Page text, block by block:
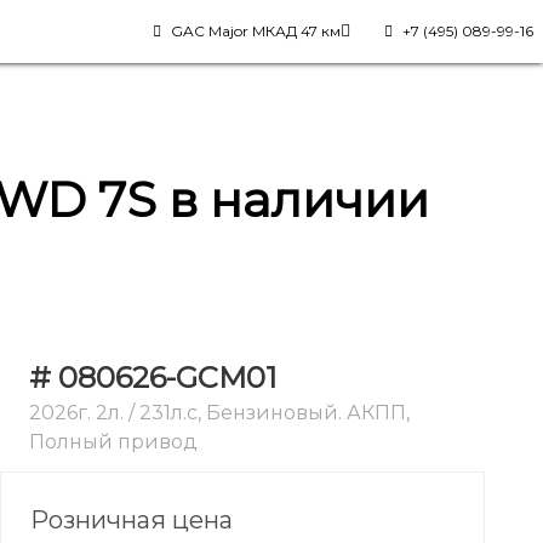
GAC Major МКАД 47 км +7 (495) 089-99-16
7S в наличии
# 080626-GCM01
2026г. 2л. / 231л.с, Бензиновый. АКПП,
Полный привод
Розничная цена